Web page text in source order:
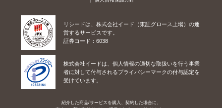
リシードは、株式会社イード（東証グロース上場）の運
営するサービスです。
証券コード：6038
株式会社イードは、個人情報の適切な取扱いを行う事業
者に対して付与されるプライバシーマークの付与認定を
受けています。
紹介した商品/サービスを購入、契約した場合に、